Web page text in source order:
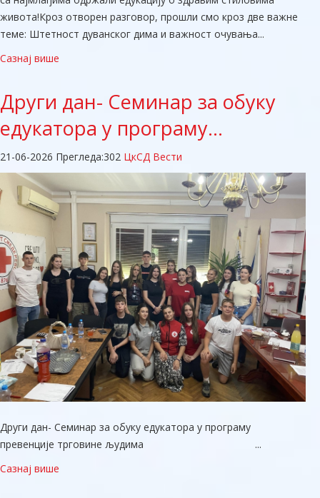
живота! ​Кроз отворен разговор, прошли смо кроз две важне
теме: Штетност дуванског дима и важност очувања...
Сазнај више
Други дан- Семинар за обуку
едукатора у програму…
21-06-2026 Прегледа:302 ЦкСД Вести
Други дан- Семинар за обуку едукатора у програму
превенције трговине људима ...
Сазнај више